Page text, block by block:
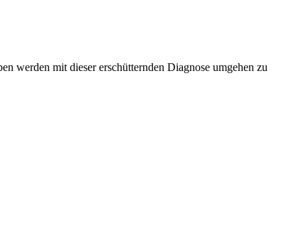
werden mit dieser erschütternden Diagnose umgehen zu